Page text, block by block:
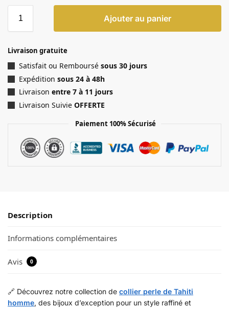
Ajouter au panier
Livraison gratuite
Satisfait ou Remboursé sous 30 jours
Expédition sous 24 à 48h
Livraison entre 7 à 11 jours
Livraison Suivie OFFERTE
Paiement 100% Sécurisé
Description
Informations complémentaires
Avis 0
🔗 Découvrez notre collection de collier perle de Tahiti
homme, des bijoux d’exception pour un style raffiné et